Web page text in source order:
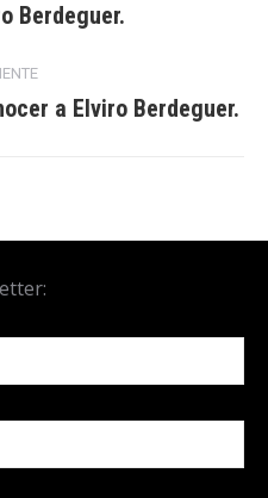
Publicación
Berdeguer.
Publicacióna Elviro Berdeguer.